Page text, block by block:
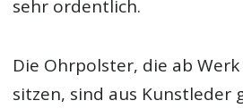
sehr ordentlich.
Die Ohrpolster, die ab
sitzen, sind aus Kunstleder